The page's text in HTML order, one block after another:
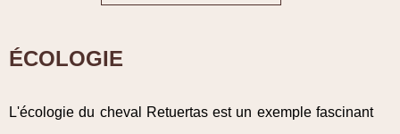
ÉCOLOGIE
L'écologie du cheval Retuertas est un exemple fascinant